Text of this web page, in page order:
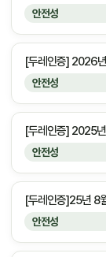
안전성
안전성
[두레인증] 2026
안전성
[두레인증] 2025
안전성
[두레인증]25년 8